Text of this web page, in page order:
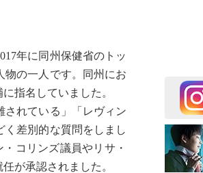
年に同州保健省のトッ
物の一人です。同州にお
指名していました。
れている」「レヴィン
差別的な質問をしまし
コリンズ議員やリサ・
が承認されました。